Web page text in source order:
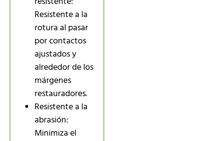
Resistente a la
rotura al pasar
por contactos
ajustados y
alrededor de los
márgenes
restauradores.
Resistente a la
abrasión:
Minimiza el